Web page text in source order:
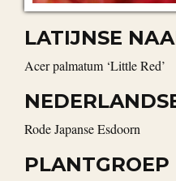
LATIJNSE
Acer palmatum ‘Little Red’
Rode Japanse Esdoorn
PLANTGROEP